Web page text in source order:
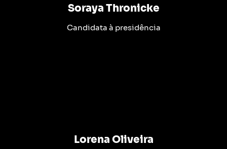
Soraya Thronicke
Candidata à presidência
Lorena Oliveira